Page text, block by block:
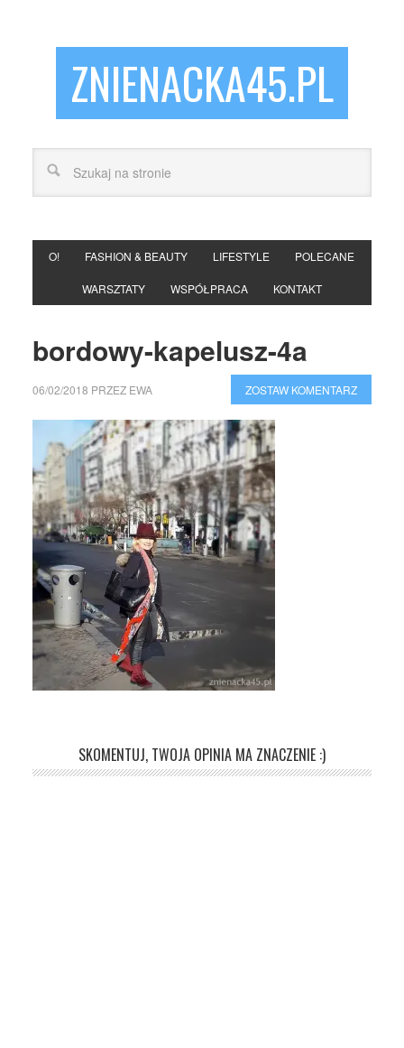
ZNIENACKA45.PL
O! FASHION & BEAUTY LIFESTYLE POLECANE
WARSZTATY WSPÓŁPRACA KONTAKT
bordowy-kapelusz-4a
06/02/2018 PRZEZ EWA ZOSTAW KOMENTARZ
SKOMENTUJ, TWOJA OPINIA MA ZNACZENIE :)